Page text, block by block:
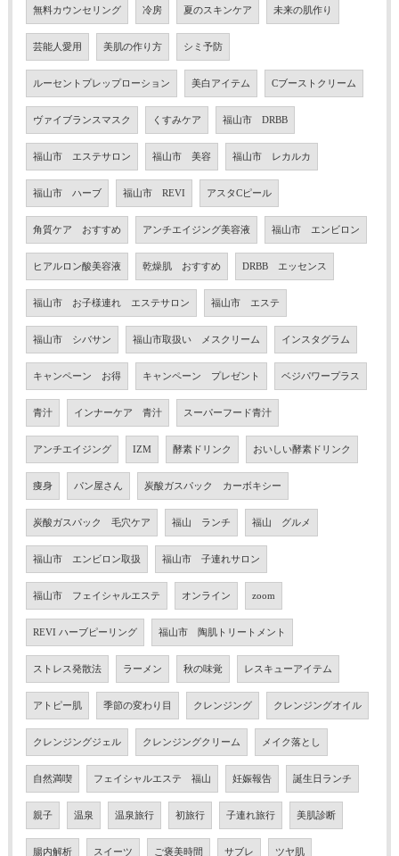
無料カウンセリング 冷房 夏のスキンケア 未来の肌作り
芸能人愛用 美肌の作り方 シミ予防
ルーセントプレップローション 美白アイテム Cブーストクリーム
ヴァイブランスマスク くすみケア 福山市 DRBB
福山市 エステサロン 福山市 美容 福山市 レカルカ
福山市 ハーブ 福山市 REVI アスタCピール
角質ケア おすすめ アンチエイジング美容液 福山市 エンビロン
ヒアルロン酸美容液 乾燥肌 おすすめ DRBB エッセンス
福山市 お子様連れ エステサロン 福山市 エステ
福山市 シバサン 福山市取扱い メスクリーム インスタグラム
キャンペーン お得 キャンペーン プレゼント ベジパワープラス
青汁 インナーケア 青汁 スーパーフード青汁
アンチエイジング IZM 酵素ドリンク おいしい酵素ドリンク
痩身 パン屋さん 炭酸ガスパック カーボキシー
炭酸ガスパック 毛穴ケア 福山 ランチ 福山 グルメ
福山市 エンビロン取扱 福山市 子連れサロン
福山市 フェイシャルエステ オンライン zoom
REVI ハーブピーリング 福山市 陶肌トリートメント
ストレス発散法 ラーメン 秋の味覚 レスキューアイテム
アトピー肌 季節の変わり目 クレンジング クレンジングオイル
クレンジングジェル クレンジングクリーム メイク落とし
自然満喫 フェイシャルエステ 福山 妊娠報告 誕生日ランチ
親子 温泉 温泉旅行 初旅行 子連れ旅行 美肌診断
腸内解析 スイーツ ご褒美時間 サブレ ツヤ肌